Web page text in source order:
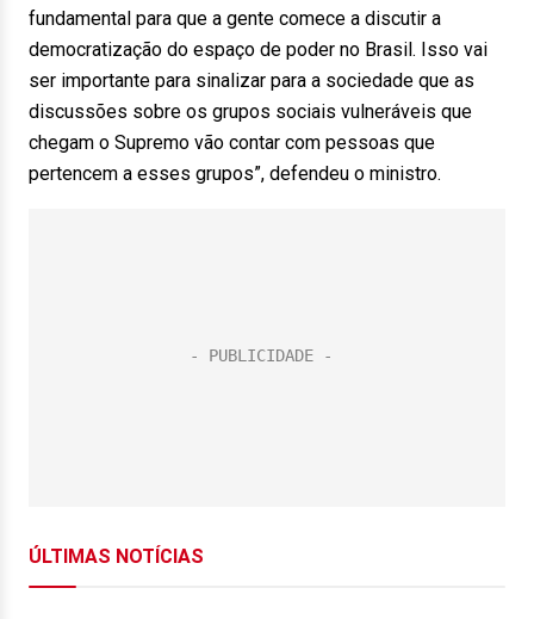
fundamental para que a gente comece a discutir a
democratização do espaço de poder no Brasil. Isso vai
ser importante para sinalizar para a sociedade que as
discussões sobre os grupos sociais vulneráveis que
chegam o Supremo vão contar com pessoas que
pertencem a esses grupos”, defendeu o ministro.